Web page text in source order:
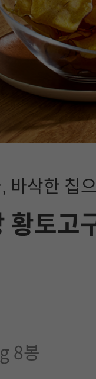
바삭한 칩
황토고
8봉